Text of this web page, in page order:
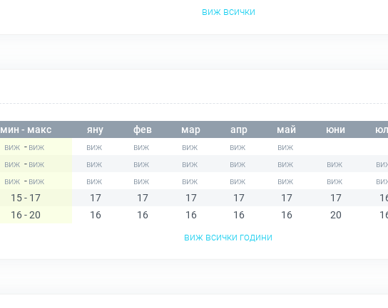
виж всички
мин - макс яну фев мар апр май юни
-
-
-
15 - 17 17 17 17 17 17 17
16 - 20 16 16 16 16 16 20
виж всички години